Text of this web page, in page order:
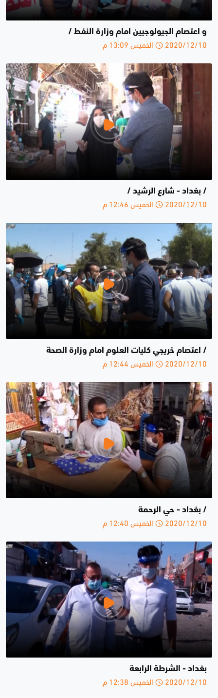
و ‏اعتصام الجيولوجيين امام وزارة النفط /
2020/12/10 الخميس 13:09 م
/ بغداد - شارع الرشيد /
2020/12/10 الخميس 12:46 م
/ اعتصام خريجي كليات العلوم امام وزارة الصحة
2020/12/10 الخميس 12:44 م
/ بغداد - حي الرحمة
2020/12/10 الخميس 12:40 م
بغداد - الشرطة الرابعة
2020/12/10 الخميس 12:38 م